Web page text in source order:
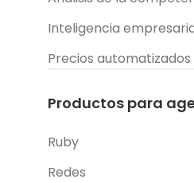
Inteligencia
Precios
Productos para
Ruby
Redes